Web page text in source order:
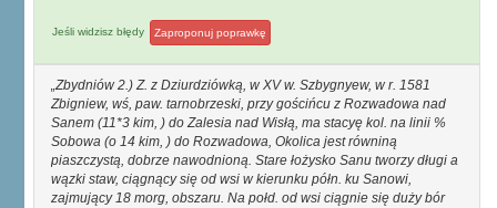
Jeśli widzisz błędy Zaproponuj poprawkę
Zbydniów 2.) Z. z Dziurdziówką, w XV w. Szbygnyew, w r. 1581
Zbigniew, wś, paw. tarnobrzeski, przy gościńcu z Rozwadowa nad
Sanem (11*3 kim, ) do Zalesia nad Wisłą, ma stacyę kol. na linii %
Sobowa (o 14 kim, ) do Rozwadowa, Okolica jest równiną
piaszczystą, dobrze nawodnioną. Stare łożysko Sanu tworzy długi a
wązki staw, ciągnący się od wsi w kierunku półn. ku Sanowi,
zajmujący 18 morg, obszaru. Na połd. od wsi ciągnie się duży bór